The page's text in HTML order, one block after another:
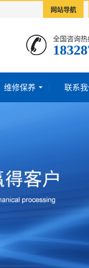
网站导航
全国咨询热
维修保养 联系